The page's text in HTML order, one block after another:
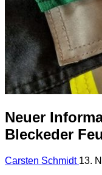
Neuer
Bleckeder
Carsten Schmidt 13.